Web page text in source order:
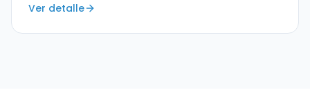
Ver detalle